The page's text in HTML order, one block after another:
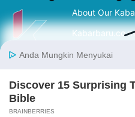
About Our
Kabarbaru.co
serta
Follow